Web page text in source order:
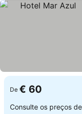
De € 60
Consulte os preços de